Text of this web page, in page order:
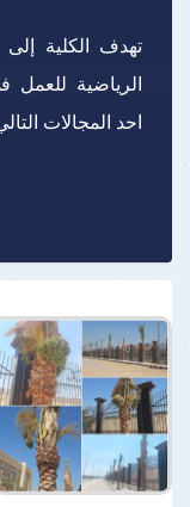
تهدف الكلية
الرياضية
احد المجالات